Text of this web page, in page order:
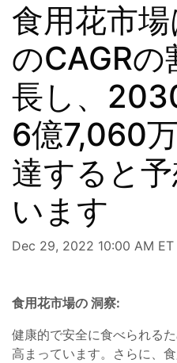
食用花市
のCAGRの
長し、
6億7,060
達すると
います
Dec 29, 2022 10:00 AM ET
食用花市場の 洞察:
健康的で安全に食べられる
高まっています。さらに、